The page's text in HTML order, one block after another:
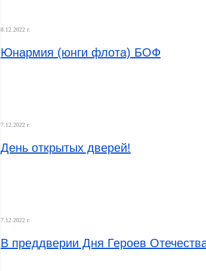
8.12.2022 г.
Юнармия (юнги флота) БОФ
7.12.2022 г.
День открытых дверей!
7.12.2022 г.
В преддверии Дня Героев